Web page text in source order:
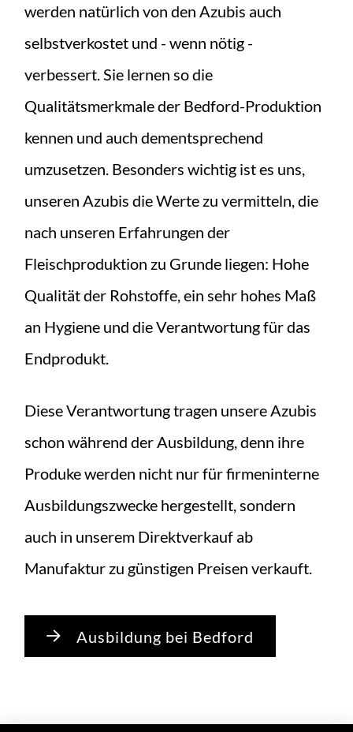
werden natürlich von den Azubis auch
selbstverkostet und - wenn nötig -
verbessert. Sie lernen so die
Qualitätsmerkmale der Bedford-Produktion
kennen und auch dementsprechend
umzusetzen. Besonders wichtig ist es uns,
unseren Azubis die Werte zu vermitteln, die
nach unseren Erfahrungen der
Fleischproduktion zu Grunde liegen: Hohe
Qualität der Rohstoffe, ein sehr hohes Maß
an Hygiene und die Verantwortung für das
Endprodukt.
Diese Verantwortung tragen unsere Azubis
schon während der Ausbildung, denn ihre
Produke werden nicht nur für firmeninterne
Ausbildungszwecke hergestellt, sondern
auch in unserem Direktverkauf ab
Manufaktur zu günstigen Preisen verkauft.
Ausbildung bei Bedford